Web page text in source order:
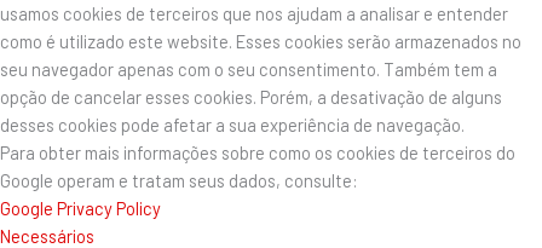
usamos cookies de terceiros que nos ajudam a analisar e entender
como é utilizado este website. Esses cookies serão armazenados no
seu navegador apenas com o seu consentimento. Também tem a
opção de cancelar esses cookies. Porém, a desativação de alguns
desses cookies pode afetar a sua experiência de navegação.
Para obter mais informações sobre como os cookies de terceiros do
Google operam e tratam seus dados, consulte:
Google Privacy Policy
Necessários